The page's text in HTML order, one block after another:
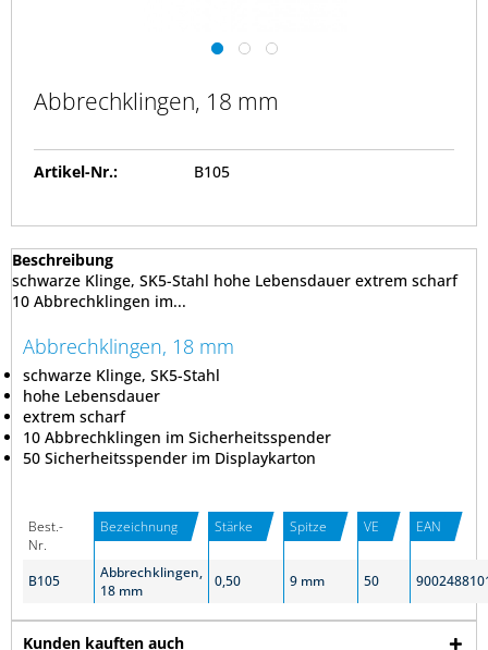
Abbrechklingen, 18 mm
Artikel-Nr.: B105
Beschreibung
schwarze Klinge, SK5-Stahl hohe Lebensdauer extrem scharf
10 Abbrechklingen im...
Abbrechklingen, 18 mm
schwarze Klinge, SK5-Stahl
hohe Lebensdauer
extrem scharf
10 Abbrechklingen im Sicherheitsspender
50 Sicherheitsspender im Displaykarton
Best.-
Nr.
Bezeichnung Stärke Spitze VE EAN
B105
Abbrechklingen,
18 mm
0,50 9 mm 50
Kunden kauften auch